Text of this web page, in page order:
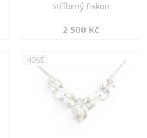
Stříbrný flakon
2 500 Kč
NOVÉ